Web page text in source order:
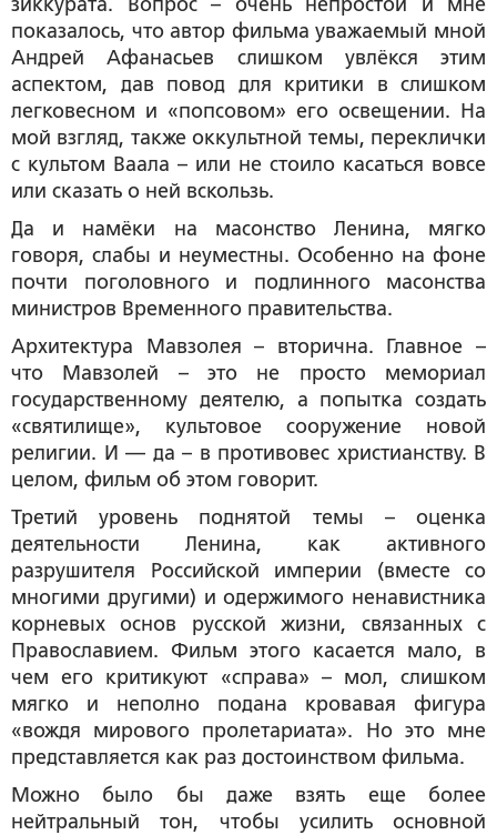
показалось, что автор фильма уважаемый мной
Андрей Афанасьев слишком увлёкся этим
аспектом, дав повод для критики в слишком
легковесном и «попсовом» его освещении. На
мой взгляд, также оккультной темы, переклички
с культом Ваала – или не стоило касаться вовсе
или сказать о ней вскользь.
Да и намёки на масонство Ленина, мягко
говоря, слабы и неуместны. Особенно на фоне
почти поголовного и подлинного масонства
министров Временного правительства.
Архитектура Мавзолея – вторична. Главное –
что Мавзолей – это не просто мемориал
государственному деятелю, а попытка создать
«святилище», культовое сооружение новой
религии. И — да – в противовес христианству. В
целом, фильм об этом говорит.
Третий уровень поднятой темы – оценка
деятельности Ленина, как активного
разрушителя Российской империи (вместе со
многими другими) и одержимого ненавистника
корневых основ русской жизни, связанных с
Православием. Фильм этого касается мало, в
чем его критикуют «справа» – мол, слишком
мягко и неполно подана кровавая фигура
«вождя мирового пролетариата». Но это мне
представляется как раз достоинством фильма.
Можно было бы даже взять еще более
нейтральный тон, чтобы усилить основной